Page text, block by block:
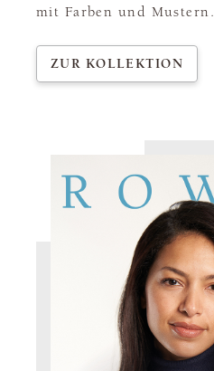
mit Farben und Mustern.
ZUR KOLLEKTION